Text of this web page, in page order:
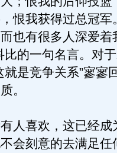
恨我获得过总冠军
也有很多人深爱着
比的一句名言。对
就是竞争关系”寥寥
。
喜欢，这已经成
会刻意的去满足任